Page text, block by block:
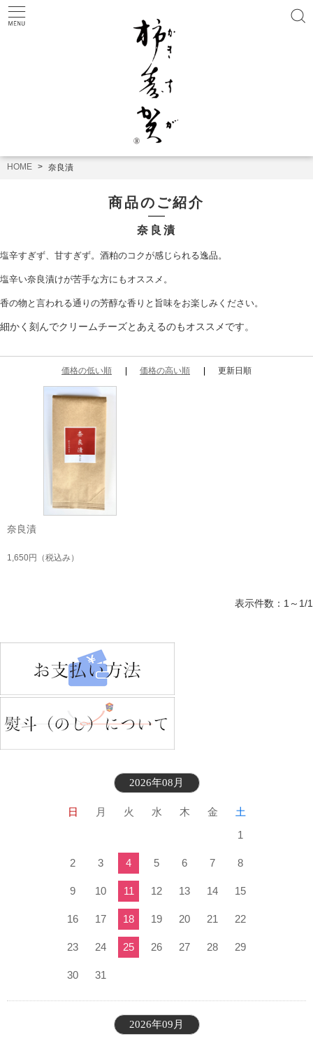
HOME 奈良漬
商品のご紹介
奈良漬
塩辛すぎず、甘すぎず。 酒粕のコクが感じられる逸品。
塩辛い奈良漬けが苦手な方にもオススメ。
香の物と言われる通りの芳醇な香りと旨味をお楽しみください。
細かく刻んでクリームチーズとあえるのもオススメです。
価格の低い順 価格の高い順 更新日順
奈良漬
1,650円 （税込み）
表示件数：1～1/1
2026年08月
日 月 火 水 木 金
土
1
2 3 4 5 6 7 8
9 10 11 12 13 14 15
16 17 18 19 20 21 22
23 24 25 26 27 28 29
30 31
2026年09月